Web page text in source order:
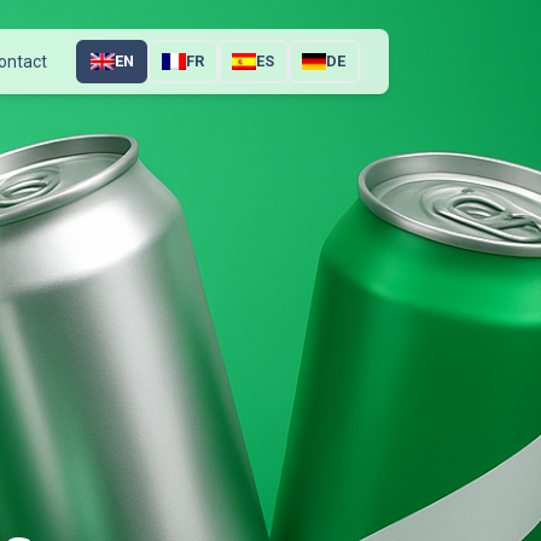
EN FR ES DE